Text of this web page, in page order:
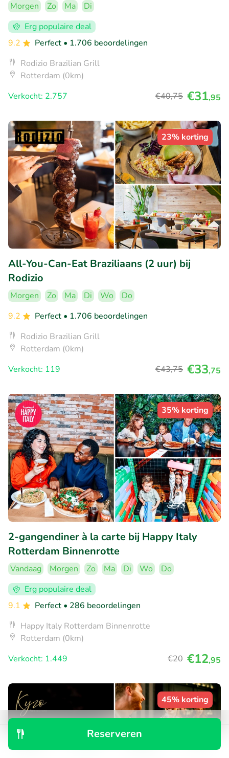
Reserveren
Morgen Zo Ma
Di
Erg populaire deal
9.2
Perfect • 1.706 beoordelingen
Rodizio Brazilian Grill
Rotterdam (0km)
Verkocht: 2.757
€40,75 €31,95
23% korting
All-You-Can-Eat Braziliaans (2 uur) bij
Rodizio
Morgen Zo Ma Di Wo
Do
9.2
Perfect • 1.706 beoordelingen
Rodizio Brazilian Grill
Rotterdam (0km)
Verkocht: 119
€43,75 €33,75
35% korting
2-gangendiner à la carte bij Happy Italy
Rotterdam Binnenrotte
Vandaag Morgen Zo Ma Di Wo
Do
Erg populaire deal
9.1
Perfect • 286 beoordelingen
Happy Italy Rotterdam Binnenrotte
Rotterdam (0km)
Verkocht: 1.449
€20 €12,95
45% korting